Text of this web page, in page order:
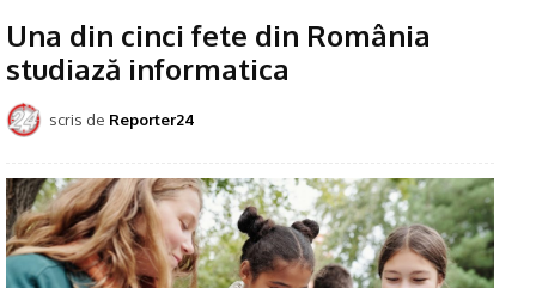
Una din cinci fete din România
studiază informatica
scris de Reporter24